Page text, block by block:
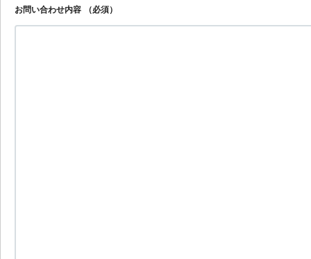
お問い合わせ内容 （必須）